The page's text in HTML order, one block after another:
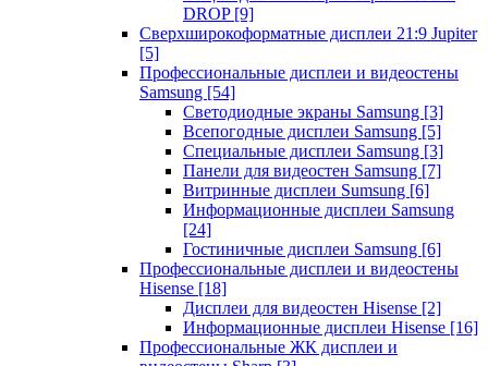
DROP [9]
Сверхширокоформатные дисплеи 21:9 Jupiter
[5]
Профессиональные дисплеи и видеостены
Samsung [54]
Светодиодные экраны Samsung [3]
Всепогодные дисплеи Samsung [5]
Специальные дисплеи Samsung [3]
Панели для видеостен Samsung [7]
Витринные дисплеи Sumsung [6]
Информационные дисплеи Samsung
[24]
Гостиничные дисплеи Samsung [6]
Профессиональные дисплеи и видеостены
Hisense [18]
Дисплеи для видеостен Hisense [2]
Информационные дисплеи Hisense [16]
Профессиональные ЖК дисплеи и